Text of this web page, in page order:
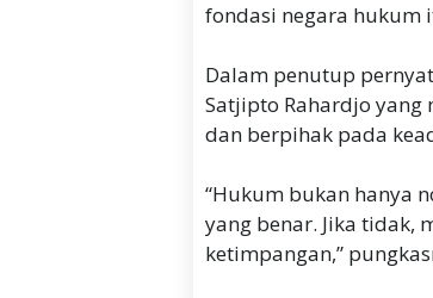
fondasi negara hukum
Dalam penutup
Satjipto Rahardjo yang
dan berpihak pada
“Hukum bukan hanya
yang benar. Jika tidak,
ketimpangan,”